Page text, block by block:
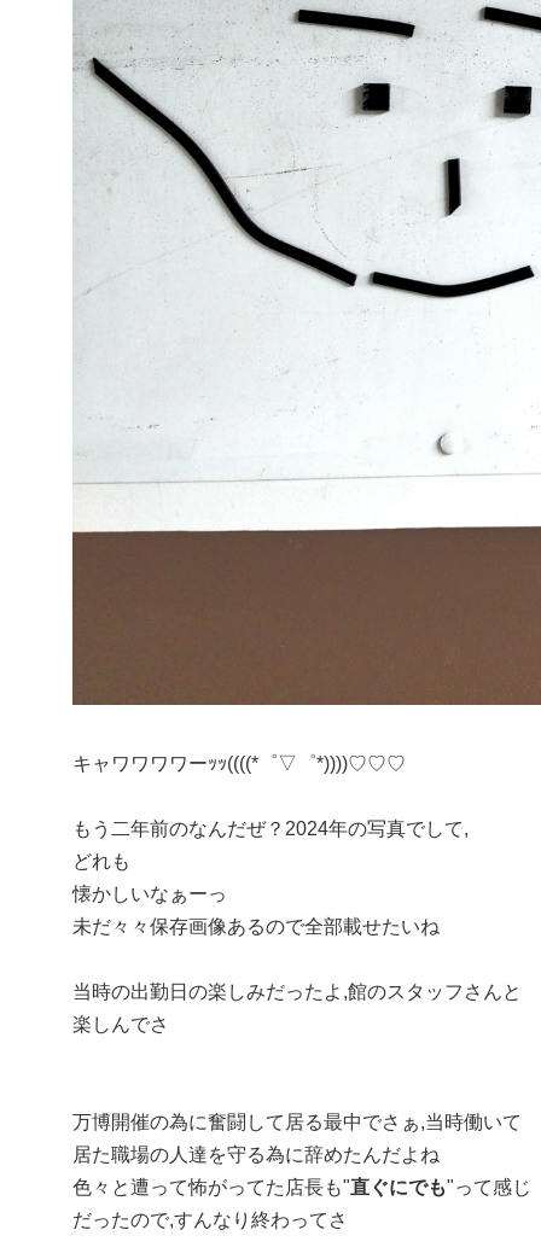
キャワワワワーｯｯ((((*゜▽゜*))))♡♡♡
もう二年前のなんだぜ？2024年の写真でして,
どれも
懐かしいなぁーっ
未だ々々保存画像あるので全部載せたいね
当時の出勤日の楽しみだったよ,館のスタッフさんと
楽しんでさ
万博開催の為に奮闘して居る最中でさぁ,当時働いて
居た職場の人達を守る為に辞めたんだよね
色々と遭って怖がってた店長も"直ぐにでも"って感じ
だったので,すんなり終わってさ